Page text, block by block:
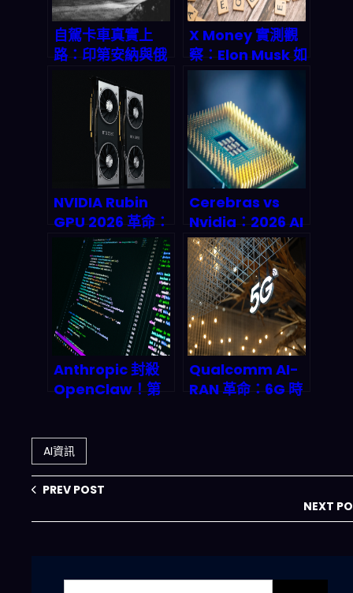
自駕卡車真實上
路：印第安納與俄
亥俄州聯合試驗揭
示 2026 年物流革
X Money 實測觀
察：Elon Musk 如
何把 X 平台變成金
融「超級應用」？
NVIDIA Rubin
GPU 2026 革命：
AI 智能代理本地化
時代來臨，n8n 開
發者如何零雲端成
本建構超高效代理
工作流？
Cerebras vs
Nvidia：2026 AI
晶片霸主之爭的深
度解剖與投資全攻
略
Anthropic 封殺
OpenClaw！第
生態何去何從？
Qualcomm AI-
RAN 革命：6G 時
AI資訊
PREV POST
NEXT